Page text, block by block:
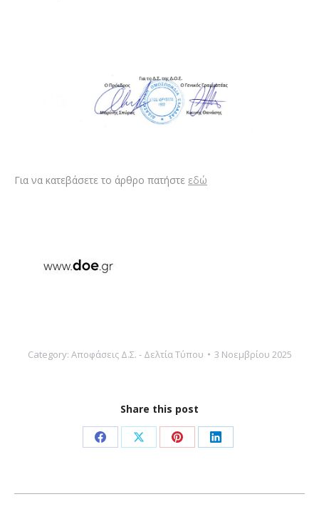
Για να κατεβάσετε το άρθρο πατήστε εδώ
Category: Αποφάσεις Δ.Σ. - Δελτία Τύπου 3 Νοεμβρίου 2025
Share this post
Share
Facebook
Share
X
Share
Pinterest
Share
LinkedIn